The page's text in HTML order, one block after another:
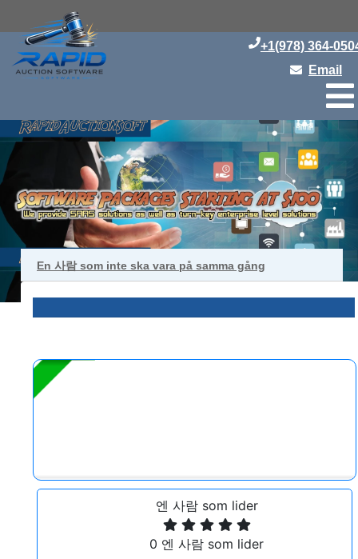
+1(978) 364-
Email
En 사람 som inte ska vara på samma gång
엔 사람 som lider
0 엔 사람 som lider